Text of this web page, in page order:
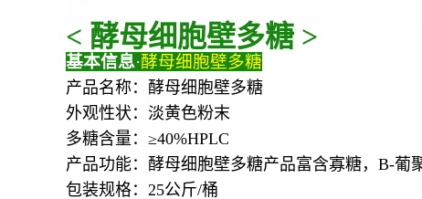
< 酵母细胞壁多糖 >
基本信息·酵母细胞壁多糖
产品名称：酵母细胞壁多糖
外观性状：淡黄色粉末
多糖含量：≥40%HPLC
产品功能：酵母细胞壁多糖产品富含寡糖，B-葡
包装规格：25公斤/桶